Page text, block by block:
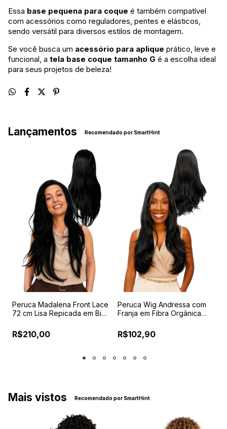
Essa base pequena para coque é também compatível
com acessórios como reguladores, pentes e elásticos,
sendo versátil para diversos estilos de montagem.
Se você busca um acessório para aplique prático, leve e
funcional, a tela base coque tamanho G é a escolha ideal
para seus projetos de beleza!
Lançamentos Recomendado por SmartHint
Peruca Madalena Front Lace
72 cm Lisa Repicada em Bio
R$210,00
Peruca Wig Andressa com
Franja em Fibra Orgânica
Acabamento Realista e
Caimento Leve
R$102,90
Mais vistos Recomendado por SmartHint